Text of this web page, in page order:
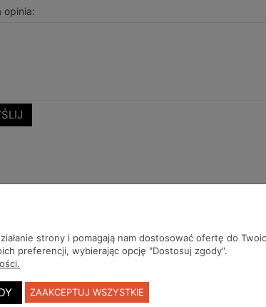
opinia:
Formy płatności
strony i pomagają nam dostosować ofertę do
preferencji, wybierając opcję "Dostosuj zgody".
ZAAKCEPTUJ WSZYSTKIE